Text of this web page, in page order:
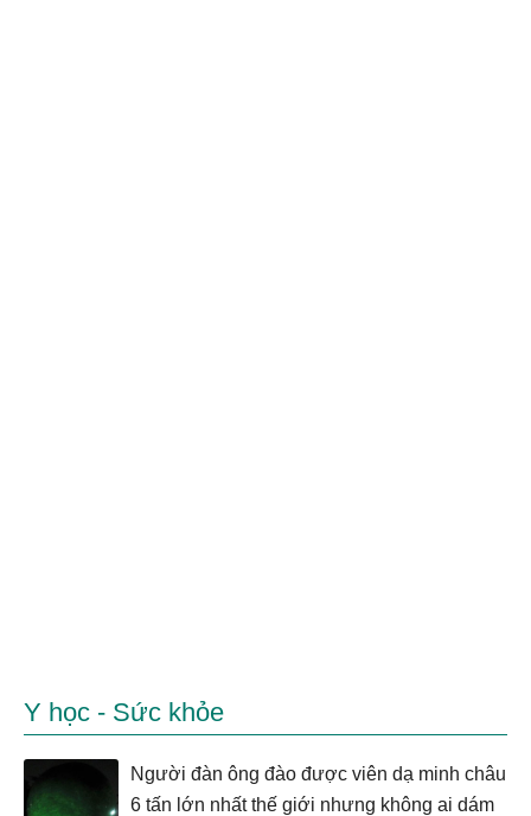
Y học - Sức khỏe
Người đàn ông đào được viên dạ minh châu
6 tấn lớn nhất thế giới nhưng không ai dám